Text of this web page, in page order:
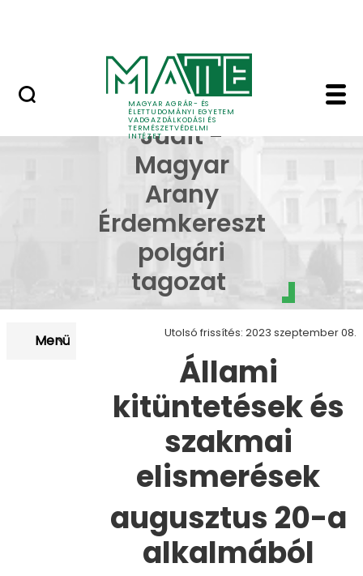
MAGYAR AGRÁR- ÉS
ÉLETTUDOMÁNYI EGYETEM
VADGAZDÁLKODÁSI ÉS
TERMÉSZETVÉDELMI
INTÉZET
Dr. Bódis Judit -
Dr. Bódis
Judit -
Magyar
Arany
Érdemkereszt
polgári
tagozat
Menü Utolsó frissítés: 2023 szeptember 08.
Állami
kitüntetések és
szakmai
elismerések
augusztus 20-a
alkalmából